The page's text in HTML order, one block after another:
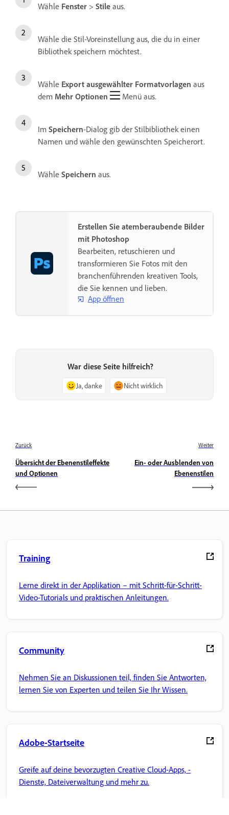
Wähle Fenster > Stile aus.
Wähle die Stil-Voreinstellung aus, die du in einer
Bibliothek speichern möchtest.
Wähle Export ausgewählter Formatvorlagen aus
dem Mehr Optionen Menü aus.
Im Speichern-Dialog gib der Stilbibliothek einen
Namen und wähle den gewünschten Speicherort.
Wähle Speichern aus.
Erstellen Sie atemberaubende Bilder
mit Photoshop
Bearbeiten, retuschieren und
transformieren Sie Fotos mit den
branchenführenden kreativen Tools,
die Sie kennen und lieben.
App öffnen
War diese Seite hilfreich?
Ja, danke Nicht wirklich
Zurück
Übersicht der Ebenenstileffekte
und Optionen
Weiter
Ein- oder Ausblenden von
Ebenenstilen
Training
Lerne direkt in der Applikation – mit Schritt-für-Schritt-
Video-Tutorials und praktischen Anleitungen.
Community
Nehmen Sie an Diskussionen teil, finden Sie Antworten,
lernen Sie von Experten und teilen Sie Ihr Wissen.
Adobe-Startseite
Greife auf deine bevorzugten Creative Cloud-Apps, -
Dienste, Dateiverwaltung und mehr zu.